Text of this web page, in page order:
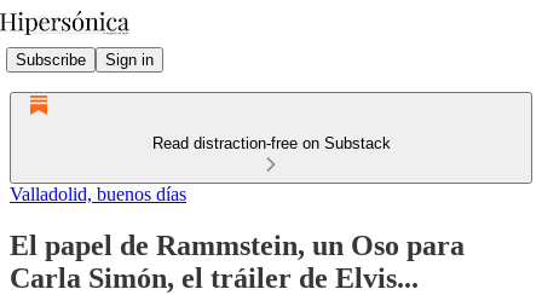
Subscribe Sign in
Read distraction-free on Substack
Valladolid, buenos días
El papel de Rammstein, un Oso para
Carla Simón, el tráiler de Elvis...